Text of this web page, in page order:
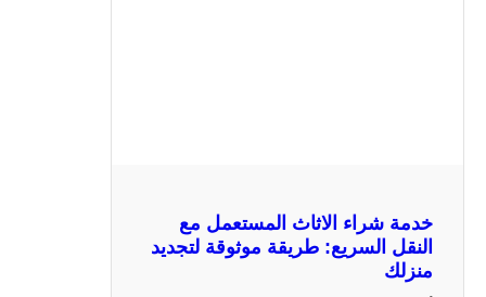
خدمة شراء الاثاث المستعمل مع
النقل السريع: طريقة موثوقة لتجديد
منزلك